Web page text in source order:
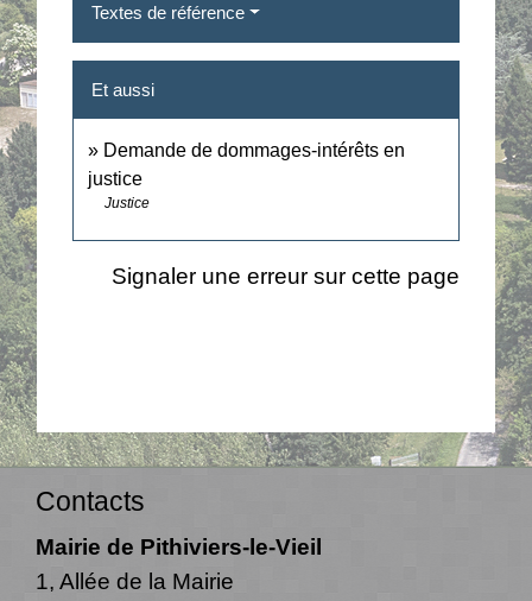
Textes de référence
Et aussi
Demande de dommages-intérêts en
justice
Justice
Signaler une erreur sur cette page
Contacts
Mairie de Pithiviers-le-Vieil
1, Allée de la Mairie